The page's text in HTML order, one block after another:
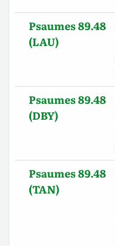
Psaumes 89.48
(LAU)
Psaumes 89.48
(DBY)
Psaumes 89.48
(TAN)